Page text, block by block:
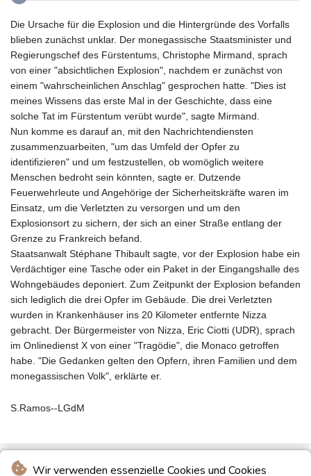
Wir verwenden essenzielle Cookies und Cookies
Die Ursache für die Explosion und die Hintergründe des Vorfalls
blieben zunächst unklar. Der monegassische Staatsminister und
Regierungschef des Fürstentums, Christophe Mirmand, sprach
von einer "absichtlichen Explosion", nachdem er zunächst von
einem "wahrscheinlichen Anschlag" gesprochen hatte. "Dies ist
meines Wissens das erste Mal in der Geschichte, dass eine
solche Tat im Fürstentum verübt wurde", sagte Mirmand.
Nun komme es darauf an, mit den Nachrichtendiensten
zusammenzuarbeiten, "um das Umfeld der Opfer zu
identifizieren" und um festzustellen, ob womöglich weitere
Menschen bedroht sein könnten, sagte er. Dutzende
Feuerwehrleute und Angehörige der Sicherheitskräfte waren im
Einsatz, um die Verletzten zu versorgen und um den
Explosionsort zu sichern, der sich an einer Straße entlang der
Grenze zu Frankreich befand.
Staatsanwalt Stéphane Thibault sagte, vor der Explosion habe ein
Verdächtiger eine Tasche oder ein Paket in der Eingangshalle des
Wohngebäudes deponiert. Zum Zeitpunkt der Explosion befanden
sich lediglich die drei Opfer im Gebäude. Die drei Verletzten
wurden in Krankenhäuser ins 20 Kilometer entfernte Nizza
gebracht. Der Bürgermeister von Nizza, Eric Ciotti (UDR), sprach
im Onlinedienst X von einer "Tragödie", die Monaco getroffen
habe. "Die Gedanken gelten den Opfern, ihren Familien und dem
monegassischen Volk", erklärte er.
S.Ramos--LGdM